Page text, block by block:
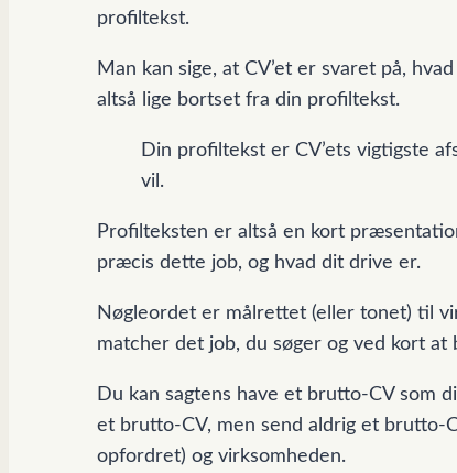
profiltekst.
Man kan sige, at CV’et er svaret på,
altså lige bortset fra din profiltekst.
Din profiltekst er CV’ets vigtigste
vil.
Profilteksten er altså en kort
præcis dette job, og hvad dit drive er.
Nøgleordet er målrettet (eller tonet) til
matcher det job, du søger og ved kort
Du kan sagtens have et brutto-CV som
et brutto-CV, men send aldrig et brutto-
opfordret) og virksomheden.